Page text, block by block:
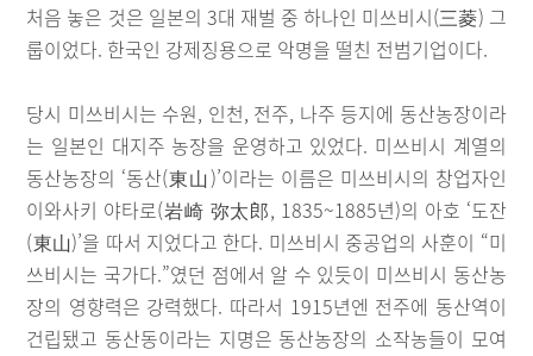
처음 놓은 것은 일본의 3대 재벌 중 하나인 미쓰비시(三菱) 그
룹이었다. 한국인 강제징용으로 악명을 떨친 전범기업이다.
당시 미쓰비시는 수원, 인천, 전주, 나주 등지에 동산농장이라
는 일본인 대지주 농장을 운영하고 있었다. 미쓰비시 계열의
동산농장의 ‘동산(東山)’이라는 이름은 미쓰비시의 창업자인
이와사키 야타로(岩崎 弥太郎, 1835~1885년)의 아호 ‘도잔
(東山)’을 따서 지었다고 한다. 미쓰비시 중공업의 사훈이 “미
쓰비시는 국가다.”였던 점에서 알 수 있듯이 미쓰비시 동산농
장의 영향력은 강력했다. 따라서 1915년엔 전주에 동산역이
건립됐고 동산동이라는 지명은 동산농장의 소작농들이 모여